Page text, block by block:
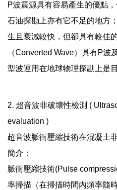
P波震源具有容易產生的優點
石油探勘上亦有它不足的地方
生且衰減較快，但卻具有較佳
（Converted Wave）具有P
型波運用在地球物理探勘上是
2. 超音波非破壞性檢測 (
evaluation )
超音波脈衝壓縮技術在混凝土
簡介：
脈衝壓縮技術(Pulse
率掃描（在掃描時間內頻率隨